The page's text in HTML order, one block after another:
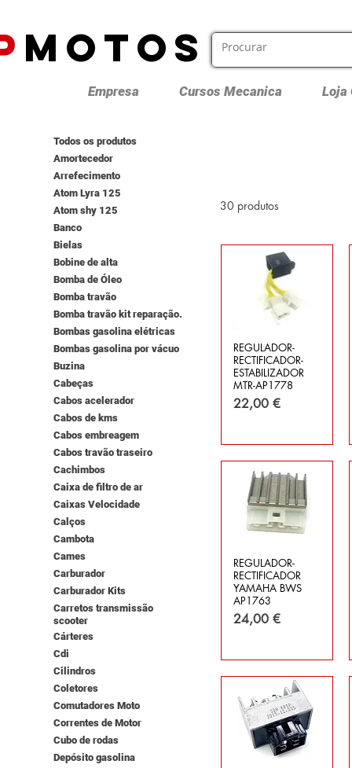
MOTOS
Empresa Cursos Mecanica Loja
Todos os produtos
Amortecedor
Arrefecimento
Atom Lyra 125
Atom shy 125
Banco
Bielas
Bobine de alta
Bomba de Óleo
Bomba travão
Bomba travão kit reparação.
Bombas gasolina elétricas
Bombas gasolina por vácuo
Buzina
Cabeças
Cabos acelerador
Cabos de kms
Cabos embreagem
Cabos travão traseiro
Cachimbos
Caixa de filtro de ar
Caixas Velocidade
Calços
Cambota
Cames
Carburador
Carburador Kits
Carretos transmissão
scooter
Cárteres
Cdi
Cilindros
Coletores
Comutadores Moto
Correntes de Motor
Cubo de rodas
Depósito gasolina
30 produtos
REGULADOR-
RECTIFICADOR-
ESTABILIZADOR
MTR-AP1778
Preço
22,00 €
REGULADOR-
RECTIFICADOR
YAMAHA BWS
AP1763
Preço
24,00 €